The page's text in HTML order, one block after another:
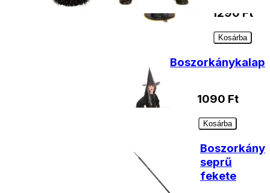
1290 Ft
Kosárba
Boszorkánykalap
1090 Ft
Kosárba
Boszorkány
seprű
fekete